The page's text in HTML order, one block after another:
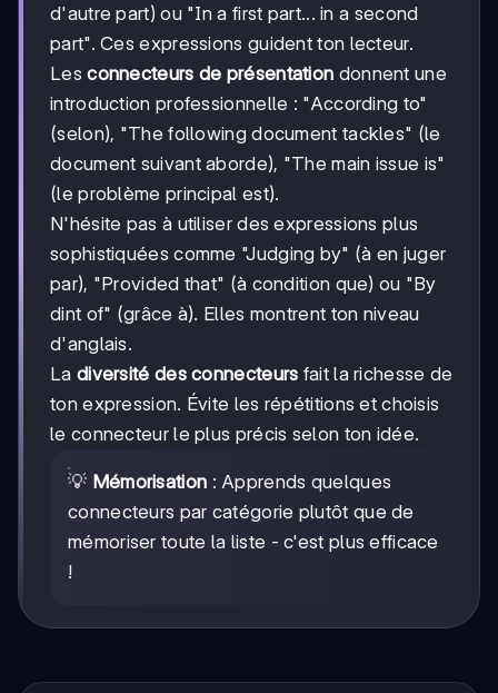
d'autre part) ou "In a first part... in a second
part". Ces expressions guident ton lecteur.
Lesconnecteurs de présentation donnent une
introduction professionnelle : "According to"
(selon), "The following document tackles" (le
document suivant aborde), "The main issue is"
(le problème principal est).
N'hésite pas à utiliser des expressions plus
sophistiquées comme "Judging by" (à en juger
par), "Provided that" (à condition que) ou "By
dint of" (grâce à). Elles montrent ton niveau
d'anglais.
La diversité des connecteurs fait la richesse de
ton expression. Évite les répétitions et choisis
le connecteur le plus précis selon ton idée.
💡 Mémorisation : Apprends quelques
connecteurs par catégorie plutôt que de
mémoriser toute la liste - c'est plus efficace
!